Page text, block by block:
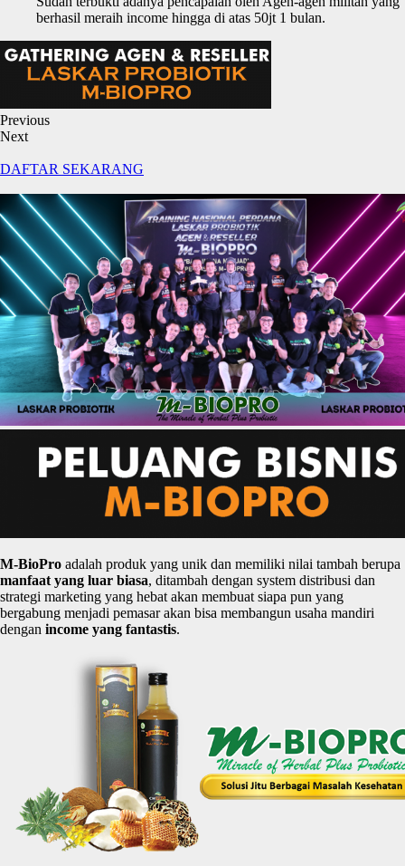
berhasil meraih income hingga di atas 50jt 1 bulan.
Previous
Next
DAFTAR SEKARANG
M-BioPro adalah produk yang unik dan memiliki nilai tambah berupa
manfaat yang luar biasa, ditambah dengan system distribusi dan
strategi marketing yang hebat akan membuat siapa pun yang
bergabung menjadi pemasar akan bisa membangun usaha mandiri
dengan income yang fantastis.